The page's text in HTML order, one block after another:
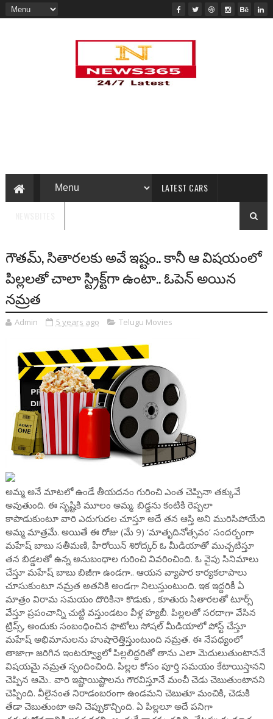
LATEST CARS
గౌతమ్, సితారలకు అవే ఇష్టం.. కానీ ఆ విషయంలో
పిల్లలతో చాలా స్ట్రిక్ట్‌గా ఉంటా.. ఓపెన్ అయిన
నమ్రత
Admin 5 years ago Telugu Movies
అమ్మ అనే మాటలో ఉండే తీయదనం గురించి ఎంత చెప్పినా తక్కువే
అవుతుంది. ఈ సృష్టికి మూలం అమ్మ. బిడ్డను కంటికి రెప్పలా
కాపాడుకుంటూ వారి ఎదుగుదల చూస్తూ అదే తన ఆస్తి అని మురిసిపోయేది
అమ్మ మాత్రమే. అయితే ఈ రోజు (మే 9) ‘మాతృదినోత్సవం’ సందర్భంగా
మహేష్ బాబు సతీమణి, హీరోయిన్ శిరోద్కర్ ఓ మీడియాతో ముచ్చటిస్తూ
తన బిడ్డలతో ఉన్న అనుబంధాల గురించి వివరించింది. ఓ వైపు సినిమాలు
చేస్తూ మహేష్ బాబు బిజీగా ఉండగా.. ఆయన వ్యాపార కార్యకలాపాలు
చూసుకుంటూ నమ్రత అతనికి అండగా నిలుస్తుంటుంది. ఇక ఇద్దరికీ ఏ
మాత్రం విరామ సమయం దొరికినా కొడుకు , కూతురు సితారలతో టూర్స్
వేస్తూ ప్రపంచాన్ని చుట్టి వస్తుండటం వీళ్ల హ్యబీ. పిల్లలతో సరదాగా వేసిన
ట్రిప్స్, అందుకు సంబంధించిన ఫొటోలు సోషల్ మీడియాలో పోస్ట్ చేస్తూ
మహేష్ అభిమానులను హుషారెత్తిస్తుంటుంది నమ్రత. ఈ నేపథ్యంలో
తాజాగా జరిగిన ఇంటర్వ్యూలో పిల్లలిద్దరితో తాను ఎలా మెదులుతుంటాననే
విషయమై నమ్రత స్పందించింది. పిల్లల కోసం పూర్తి సమయం కేటాయిస్తానని
చెప్పిన ఆమె.. వారి ఇష్టాయిష్టాలను గౌరవిస్తూనే మంచీ చెడు చెబుతుంటానని
చెప్పింది. వీలైనంత నిరాడంబరంగా ఉండమని చెబుతూ మంచికి, చెడుకి
తేడా చెబుతుంటా అని చెప్పుకొచ్చింది. ఏ పిల్లలూ అదే పనిగా